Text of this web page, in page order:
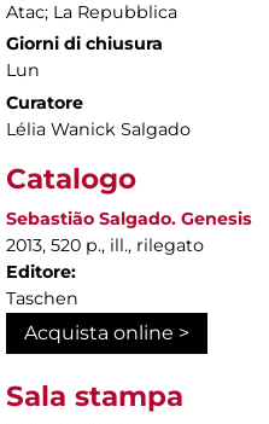
Atac; La Repubblica
Giorni di chiusura
Lun
Curatore
Lélia Wanick Salgado
Catalogo
Sebastião Salgado. Genesis
2013, 520 p., ill., rilegato
Editore:
Taschen
Acquista online >
Sala stampa